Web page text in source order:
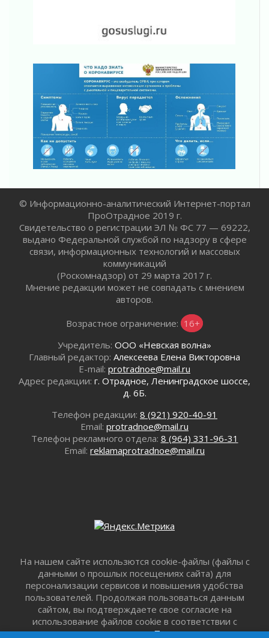
действовать при укусе клеща
В Ивангороде назвали новых почетных
граждан Ленинградской области
02 августа 2026
Готовность №1
02 августа 2026
Километровые столбы «Дороги жизни»
отправили на реставрацию
Ленобласть внедрила передовую подготовку
операторов БПЛА
02 августа 2026
В Ивангороде появилась «Избушка-
воробушка»
Юхла, мука, кантеле и Водяной
01 августа 2026
01 августа 2026
В Ленобласти открылась экспозиция к 150-
летию Билибина
01 августа 2026
Лето без гаджетов
Болезнь девственниц и вампиров
01 августа 2026
Безмолвный крик о помощи
01 августа 2026
Не женское это дело...уверены?
01 августа 2026
Айда на пляж!
01 августа 2026
Один в поле — не воин
01 августа 2026
© Информационно-аналитический Интернет-портал
ПроОтрадное 2019 г.
Свидетельство о регистрации ЭЛ № ФС 77 — 69222,
выдано Федеральной службой по надзору в сфере
связи, информационных технологий и массовых
коммуникаций
(Роскомнадзор) от 29 марта 2017 г.
Мнение редакции может не совпадать с мнением
авторов.
Возрастное ограничение: 16+
Учредитель: ООО «Невская волна»
Главный редактор: Алексеева Елена Викторовна
E-mail: protradnoe@mail.ru
Адрес редакции: г. Отрадное, Ленинградское шоссе,
д. 6Б.
Телефон редакции: 8 (921) 920-40-91
Email: protradnoe@mail.ru
Телефон рекламного отдела: 8 (964) 331-96-31
Email: reklamaprotradnoe@mail.ru
На нашем сайте использются cookie-файлы (файлы с
данными о прошлых посещениях сайта) для
персонализации сервисов и повышения удобства
пользователей. Продолжая пользоваться данным
сайтом, вы подтверждаете свое согласие на
использование файлов cookie в соответствии с
настоящим уведомлением,Пользовательским